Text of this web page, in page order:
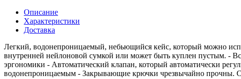
Описание
Характеристики
Доставка
Легкий, водонепроницаемый, небьющийся кейс, который можно
внутренней нейлоновой сумкой или может быть куплен пустым. -
эргономики - Автоматический клапан, который автоматически
водонепроницаемым - Закрывающие крючки чрезвычайно прочны.